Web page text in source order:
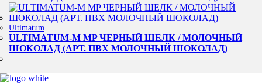
Ultimatum
ULTIMATUM-M MP ЧЕРНЫЙ ШЕЛК / МОЛОЧНЫЙ
ШОКОЛАД (АРТ. ПВХ МОЛОЧНЫЙ ШОКОЛАД)